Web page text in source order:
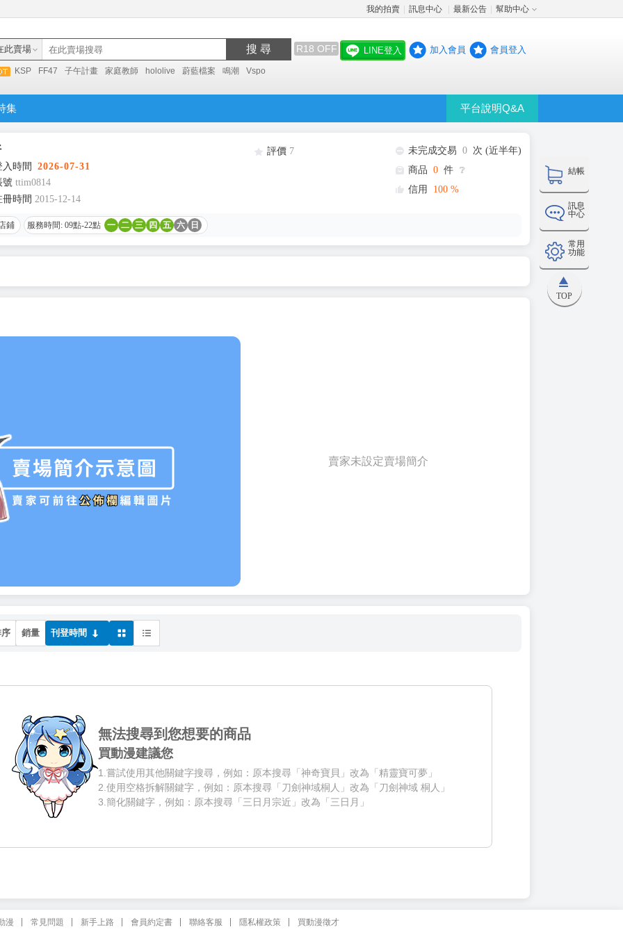
我的拍賣 訊息中心 最新公告 幫助中心
此賣場 搜 尋 R18 OFF
KSP FF47 子午計畫 家庭教師 hololive 蔚藍檔案 鳴潮 Vspo
LINE登入 加入會員 會員登入
集 平台說明Q&A
結帳
訊息
中心
常用
功能
TOP
時間
2026-07-31
號 ttim0814
時間 2015-12-14
評價 7 未完成交易 0 次 (近半年)
商品 0 件 ❔
信用
100 %
鋪 服務時間: 09點-22點 一 二 三 四 五 六 日
賣家未設定賣場簡介
銷量 刊登時間
無法搜尋到您想要的商品
買動漫建議您
1.嘗試使用其他關鍵字搜尋，例如：原本搜尋「神奇寶貝」改為「精靈寶可夢」
2.使用空格拆解關鍵字，例如：原本搜尋「刀劍神域桐人」改為「刀劍神域 桐人」
3.簡化關鍵字，例如：原本搜尋「三日月宗近」改為「三日月」
漫 常見問題 新手上路 會員約定書 聯絡客服 隱私權政策 買動漫徵才